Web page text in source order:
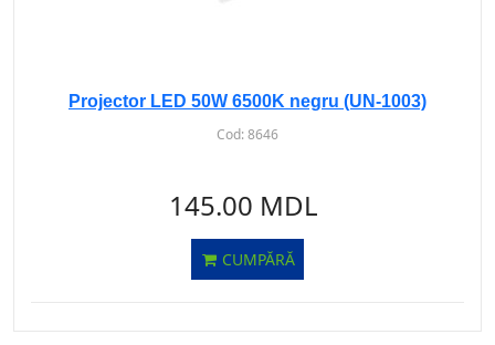
Projector LED 50W 6500K negru (UN-1003)
Cod:8646
145.00 MDL
CUMPĂRĂ